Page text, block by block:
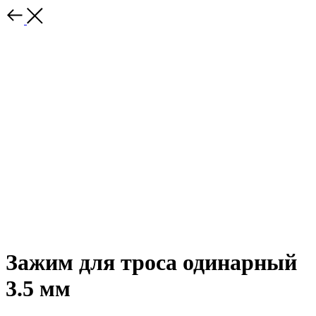
Зажим для троса одинарный
3.5 мм